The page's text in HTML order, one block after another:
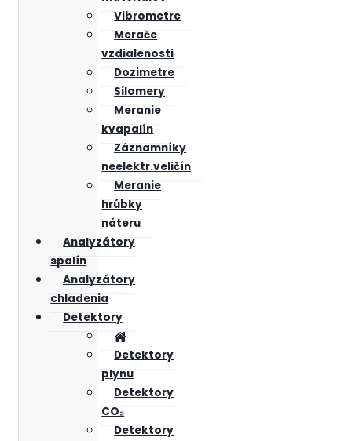
Vibrometre
Merače
vzdialenosti
Dozimetre
Silomery
Meranie
kvapalín
Záznamníky
neelektr.veličín
Meranie
hrúbky
náteru
Analyzátory
spalín
Analyzátory
chladenia
Detektory
Detektory
plynu
Detektory
CO₂
Detektory